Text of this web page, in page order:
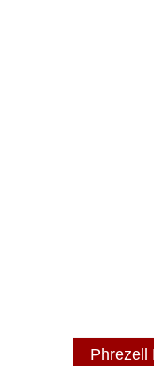
Phrezell